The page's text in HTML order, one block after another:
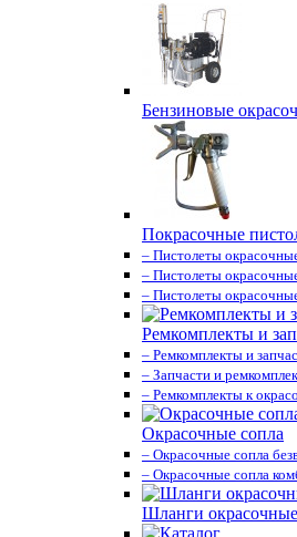
Бензиновые
Покрасочные
– Пистолеты
– Пистолеты
– Пистолеты
Ремкомплекты и
– Ремкомплекты и
– Запчасти и
– Ремкомплекты к
Окрасочные сопла
– Окрасочные сопла
– Окрасочные сопла
Шланги